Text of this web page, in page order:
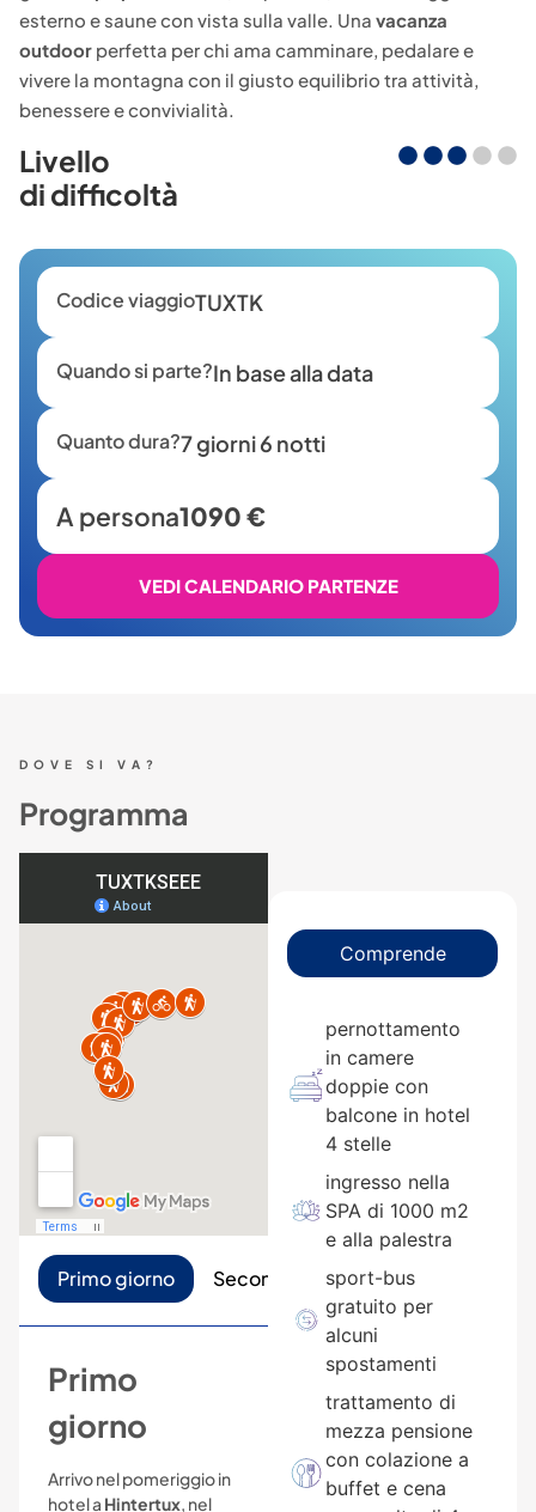
esterno e saune con vista sulla valle. Una vacanza
outdoor perfetta per chi ama camminare, pedalare e
vivere la montagna con il giusto equilibrio tra attività,
benessere e convivialità.
Livello
di difficoltà
Codice viaggioTUXTK
Quando si parte?In base alla data
Quanto dura?7 giorni 6 notti
A persona1090 €
VEDI CALENDARIO PARTENZE
DOVE SI VA?
Programma
Primo giorno Secondo giorno Terzo giorno
Primo
giorno
Arrivo nel pomeriggio in
hotel a Hintertux, nel
Comprende
pernottamento
in camere
doppie con
balcone in hotel
4 stelle
ingresso nella
SPA di 1000 m2
e alla palestra
sport-bus
gratuito per
alcuni
spostamenti
trattamento di
mezza pensione
con colazione a
buffet e cena